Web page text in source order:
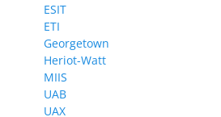
ESIT
ETI
Georgetown
Heriot-Watt
MIIS
UAB
UAX